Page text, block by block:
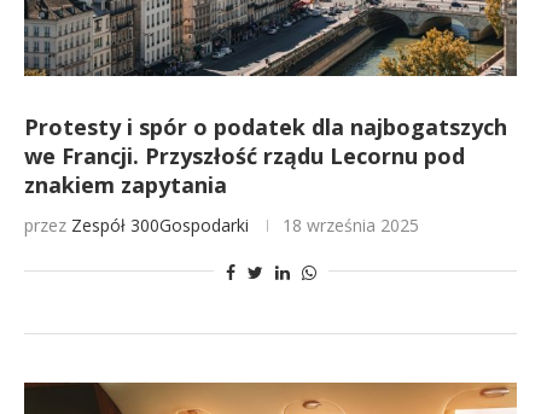
Protesty i spór o podatek dla najbogatszych
we Francji. Przyszłość rządu Lecornu pod
znakiem zapytania
przez Zespół 300Gospodarki 18 września 2025